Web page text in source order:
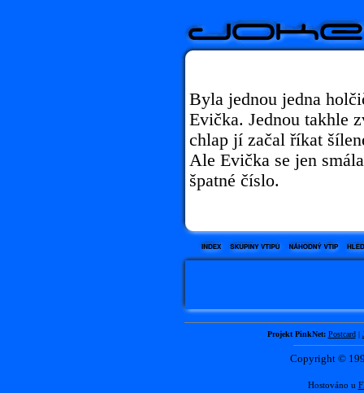
Byla jednou jedna
Evička. Jednou takhle
chlap jí začal říkat
Ale Evička se jen
špatné číslo.
Projekt PinkNet: Postcard|
Copyright ©
Hostováno u